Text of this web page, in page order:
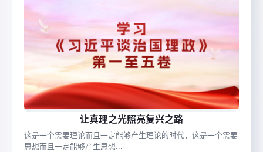
让真理之光照亮复兴之路
这是一个需要理论而且一定能够产生理论的时代，这是一个需要
思想而且一定能够产生思想...